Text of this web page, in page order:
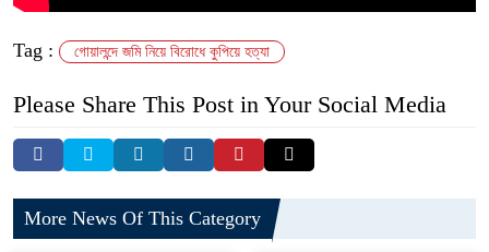
Tag : গোয়ালন্দে জমি নিয়ে বিরোধে কুপিয়ে হত্যা
Please Share This Post in Your Social Media
More News Of This Category